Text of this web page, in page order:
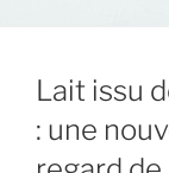
Lait issu
: une